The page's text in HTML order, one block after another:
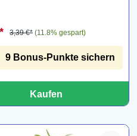
3,39 €* (11.8% gespart)
9 Bonus-Punkte sichern
Kaufen